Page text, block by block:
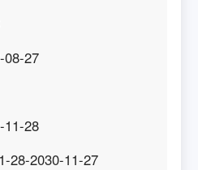
08-27
11-28
28-2030-11-27